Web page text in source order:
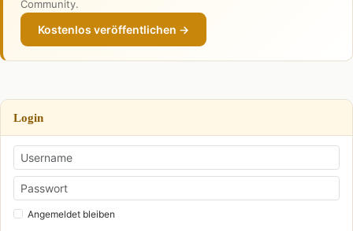
Community.
Kostenlos veröffentlichen →
Login
Angemeldet bleiben